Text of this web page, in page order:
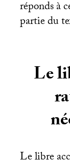
réponds à
partie du
Le